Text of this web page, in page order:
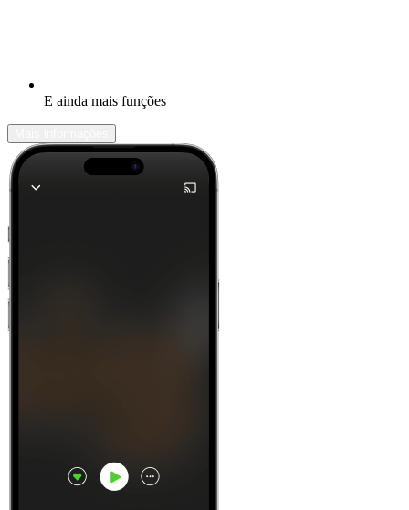
E ainda mais funções